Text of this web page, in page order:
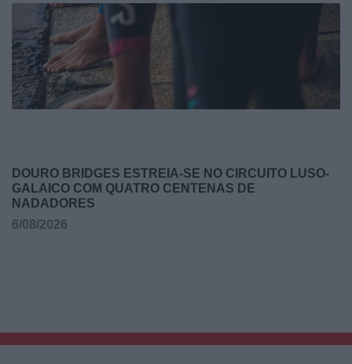
DOURO BRIDGES ESTREIA-SE NO CIRCUITO LUSO-
GALAICO COM QUATRO CENTENAS DE
NADADORES
6/08/2026